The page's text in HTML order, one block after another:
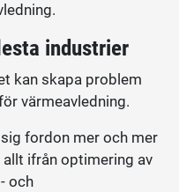
industrier
kan skapa problem
värmeavledning.
fordon mer och mer
ifrån optimering av
och